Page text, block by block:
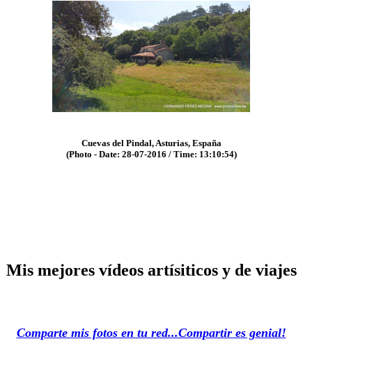
Cuevas del Pindal, Asturias, España
(Photo - Date: 28-07-2016 / Time: 13:10:54)
Mis mejores vídeos artísiticos y de viajes
Comparte mis fotos en tu red...Compartir es genial!